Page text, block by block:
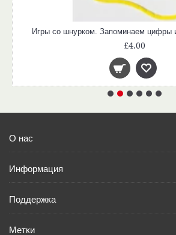
Игры со шнурком. Запоминаем цифры
£4.00
О нас
Информация
Поддержка
Метки